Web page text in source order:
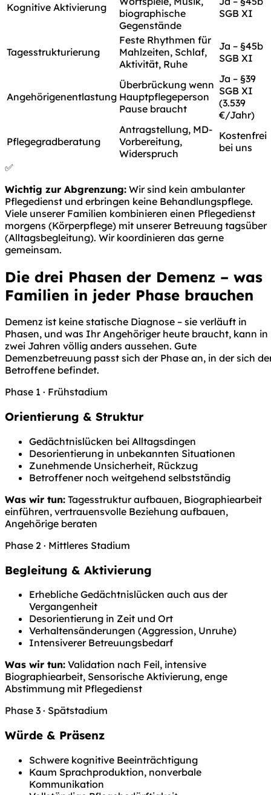
Kognitive Aktivierung
biographische
Gegenstände
SGB XI
Tagesstrukturierung
Feste Rhythmen für
Mahlzeiten, Schlaf,
Aktivität, Ruhe
Ja – §45b
SGB XI
Angehörigenentlastung
Überbrückung wenn
Hauptpflegeperson
Pause braucht
Ja – §39
SGB XI
(3.539
€/Jahr)
Pflegegradberatung
Antragstellung, MD-
Vorbereitung,
Widerspruch
Kostenfrei
bei uns
✅
Wichtig zur Abgrenzung: Wir sind kein ambulanter
Pflegedienst und erbringen keine Behandlungspflege.
Viele unserer Familien kombinieren einen Pflegedienst
morgens (Körperpflege) mit unserer Betreuung tagsüber
(Alltagsbegleitung). Wir koordinieren das gerne
gemeinsam.
Die drei Phasen der Demenz – was
Familien in jeder Phase brauchen
Demenz ist keine statische Diagnose – sie verläuft in
Phasen, und was Ihr Angehöriger heute braucht, kann in
zwei Jahren völlig anders aussehen. Gute
Demenzbetreuung passt sich der Phase an, in der sich
Betroffene befindet.
Phase 1 · Frühstadium
Orientierung & Struktur
Gedächtnislücken bei Alltagsdingen
Desorientierung in unbekannten Situationen
Zunehmende Unsicherheit, Rückzug
Betroffener noch weitgehend selbstständig
Was wir tun: Tagesstruktur aufbauen, Biographiearbeit
einführen, vertrauensvolle Beziehung aufbauen,
Angehörige beraten
Phase 2 · Mittleres Stadium
Begleitung & Aktivierung
Erhebliche Gedächtnislücken auch aus der
Vergangenheit
Desorientierung in Zeit und Ort
Verhaltensänderungen (Aggression, Unruhe)
Intensiverer Betreuungsbedarf
Was wir tun: Validation nach Feil, intensive
Biographiearbeit, Sensorische Aktivierung, enge
Abstimmung mit Pflegedienst
Phase 3 · Spätstadium
Würde & Präsenz
Schwere kognitive Beeinträchtigung
Kaum Sprachproduktion, nonverbale
Kommunikation